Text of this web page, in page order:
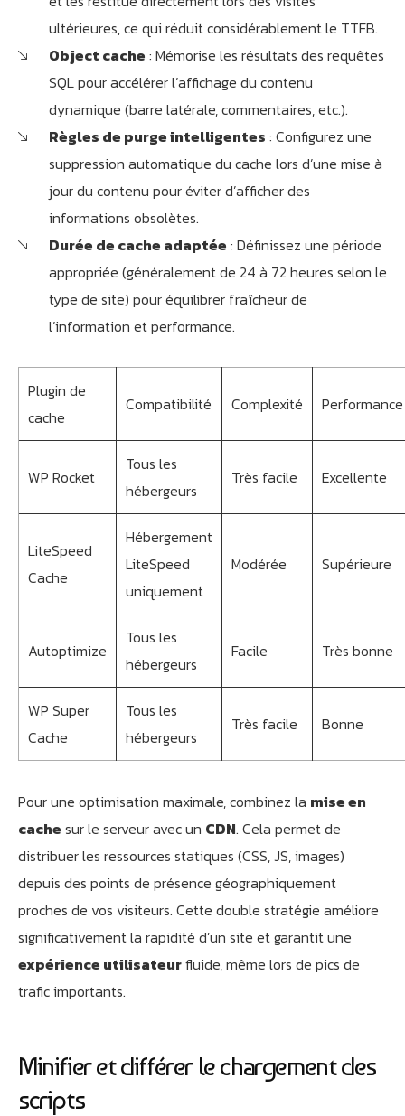
ultérieures, ce qui réduit considérablement le TTFB.
Object cache : Mémorise les résultats des requêtes
SQL pour accélérer l’affichage du contenu
dynamique (barre latérale, commentaires, etc.).
Règles de purge intelligentes : Configurez une
suppression automatique du cache lors d’une mise à
jour du contenu pour éviter d’afficher des
informations obsolètes.
Durée de cache adaptée : Définissez une période
appropriée (généralement de 24 à 72 heures selon le
type de site) pour équilibrer fraîcheur de
l’information et performance.
Plugin de
cache
Compatibilité Complexité Performance
WP Rocket
Tous les
hébergeurs
Très facile Excellente
LiteSpeed
Cache
Hébergement
LiteSpeed
uniquement
Modérée Supérieure
Autoptimize
Tous les
hébergeurs
Facile Très bonne
WP Super
Cache
Tous les
hébergeurs
Très facile Bonne
Pour une optimisation maximale, combinez la mise en
cache sur le serveur avec un CDN. Cela permet de
distribuer les ressources statiques (CSS, JS, images)
depuis des points de présence géographiquement
proches de vos visiteurs. Cette double stratégie améliore
significativement la rapidité d’un site et garantit une
expérience utilisateurfluide, même lors de pics de
trafic importants.
Minifier et différer le chargement des
scripts